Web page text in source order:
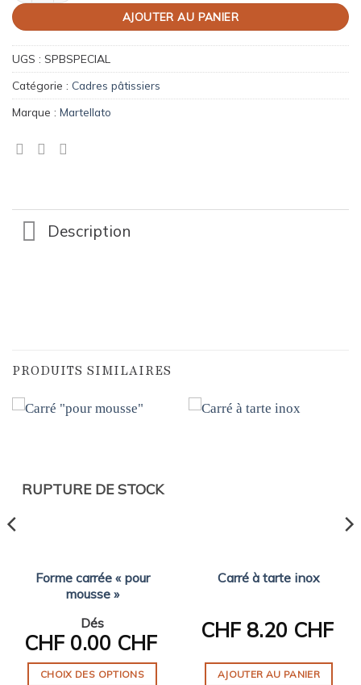
AJOUTER AU PANIER
UGS : SPBSPECIAL
Catégorie : Cadres pâtissiers
Marque : Martellato
Description
PRODUITS SIMILAIRES
RUPTURE DE STOCK
Forme carrée « pour
mousse »
Dés
CHF0.00 CHF
CHOIX DES OPTIONS
Carré à tarte inox
CHF8.20 CHF
AJOUTER AU PANIER